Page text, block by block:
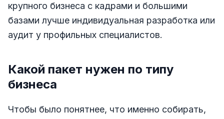
крупного бизнеса с кадрами и большими
базами лучше индивидуальная разработка или
аудит у профильных специалистов.
Какой пакет нужен по типу
бизнеса
Чтобы было понятнее, что именно собирать,